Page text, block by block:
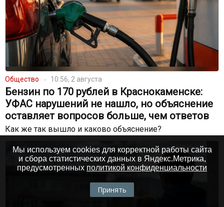
Общество 10:56, 2 августа
Бензин по 170 рублей в Краснокаменске:
УФАС нарушений не нашло, но объяснение
оставляет вопросов больше, чем ответов
Как же так вышло и каково объяснение?
Мы используем cookies для корректной работы сайта
и сбора статистических данных в Яндекс.Метрика,
предусмотренных политикой конфиденциальности
Принять